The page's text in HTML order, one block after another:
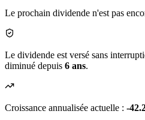
Le prochain dividende n'est pas
Le dividende est versé sans
diminué depuis 6 ans.
Croissance annualisée actuelle : -